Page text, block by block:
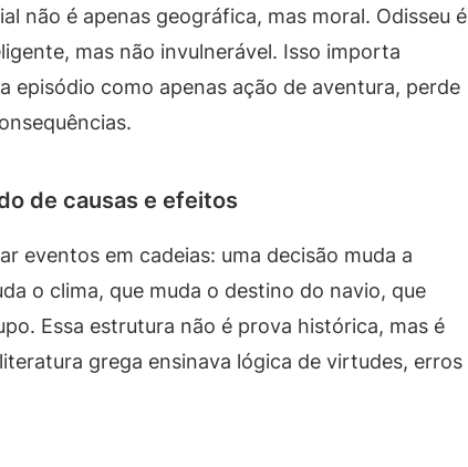
não é apenas geográfica, mas moral. Odisseu é
mas não invulnerável. Isso importa
episódio como apenas ação de aventura, perde
de causas e efeitos
eventos em cadeias: uma decisão muda a
o clima, que muda o destino do navio, que
Essa estrutura não é prova histórica, mas é
grega ensinava lógica de virtudes, erros